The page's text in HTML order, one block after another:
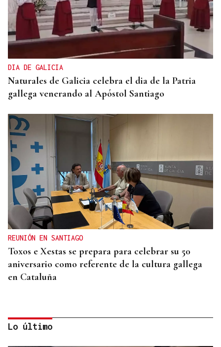
DIA DE GALICIA
Naturales de Galicia celebra el dia de la Patria
gallega venerando al Apóstol Santiago
REUNIÓN EN SANTIAGO
Toxos e Xestas se prepara para celebrar su 50
aniversario como referente de la cultura gallega
en Cataluña
Lo último